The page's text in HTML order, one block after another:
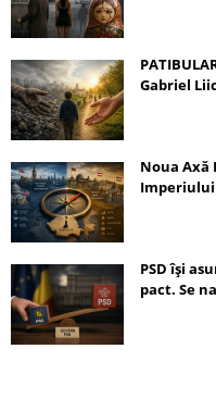
Gabriel
Noua Axă
PSD își
pact. Se